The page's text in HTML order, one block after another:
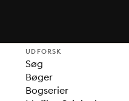
UDFORSK
Søg
Bøger
Bogserier